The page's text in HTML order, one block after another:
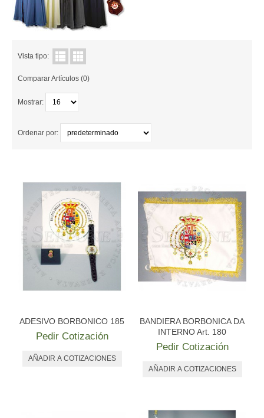
AFRICA
AMERICA
ASIA
ORGANIZACIONES INTERNACIONALES
NAUTICA
OTRAS BANDERAS
SET Y CONJUNTOS
HISTÓRICAS
ACCESORIOS
Vista tipo:
Comparar Artículos (0)
Mostrar:
Ordenar por:
ADESIVO BORBONICO 185
Pedir Cotización
BANDIERA BORBONICA DA
INTERNO Art. 180
Pedir Cotización